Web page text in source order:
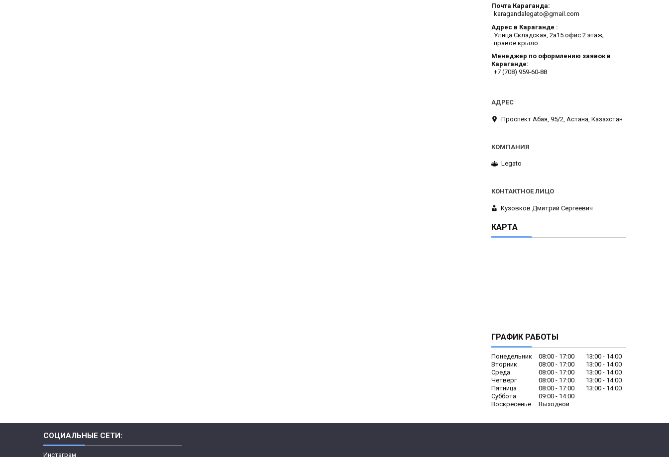
Почта Караганда
karagandalegato@gmail.com
Адрес в Караганде
​Улица Складская, 2а​15 офис 2 этаж;
правое крыло
Менеджер по оформлению заявок в
Караганде
+7 (708) 959-60-88
​Проспект Абая, 95/2, Астана, Казахстан
Legato
Кузовков Дмитрий Сергеевич
КАРТА
ГРАФИК РАБОТЫ
Понедельник 08:00 17:00 13:00
14:00
Вторник
08:00 17:00 13:00
14:00
Среда
08:00 17:00 13:00
14:00
Четверг
08:00 17:00 13:00
14:00
Пятница
08:00 17:00 13:00
14:00
Суббота
09:00
14:00
Воскресенье
Выходной
СОЦИАЛЬНЫЕ СЕТИ:
Инстаграм